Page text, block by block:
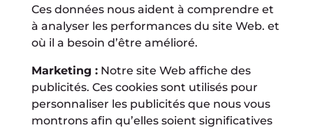
Ces données nous aident à comprendre et
à analyser les performances du site Web. et
où il a besoin d’être amélioré.
Marketing :Notre site Web affiche des
publicités. Ces cookies sont utilisés pour
personnaliser les publicités que nous vous
montrons afin qu’elles soient significatives